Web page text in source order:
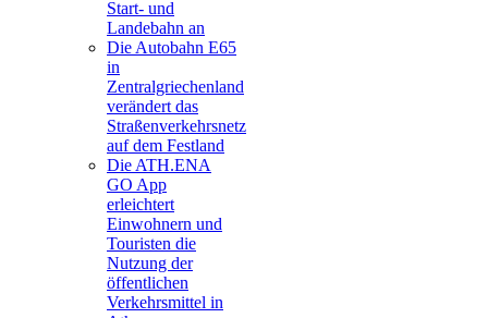
Start- und
Landebahn an
Die Autobahn E65
in
Zentralgriechenland
verändert das
Straßenverkehrsnetz
auf dem Festland
Die ATH.ENA
GO App
erleichtert
Einwohnern und
Touristen die
Nutzung der
öffentlichen
Verkehrsmittel in